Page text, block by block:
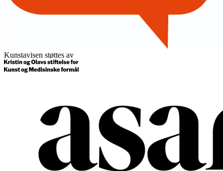
Kunstavisen støttes av